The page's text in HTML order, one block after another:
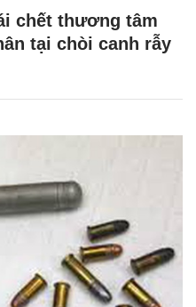
chết thương tâm
tại chòi canh rẫy